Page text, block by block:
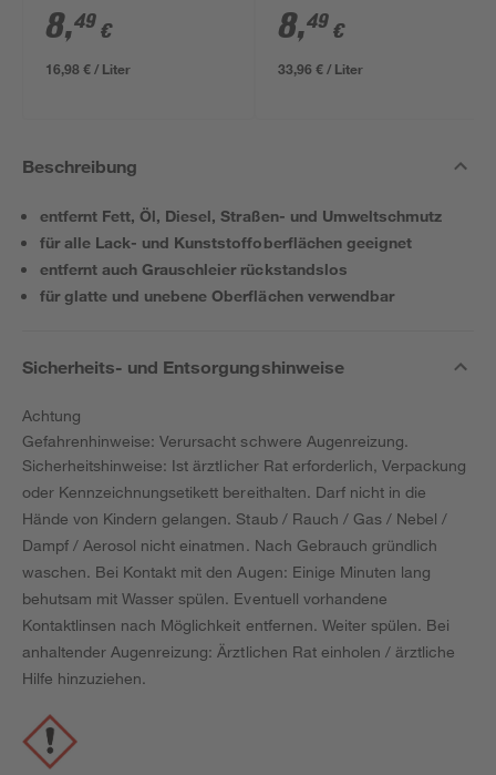
0,5 l
8,49 €
16,98 € / Liter
250 ml
8,49 €
33,96 € / Liter
Beschreibung
entfernt Fett, Öl, Diesel, Straßen- und Umweltschmutz
für alle Lack- und Kunststoffoberflächen geeignet
entfernt auch Grauschleier rückstandslos
für glatte und unebene Oberflächen verwendbar
Sicherheits- und Entsorgungshinweise
Achtung
Gefahrenhinweise: Verursacht schwere Augenreizung.
Sicherheitshinweise: Ist ärztlicher Rat erforderlich, Verpackung
oder Kennzeichnungsetikett bereithalten. Darf nicht in die
Hände von Kindern gelangen. Staub / Rauch / Gas / Nebel /
Dampf / Aerosol nicht einatmen. Nach Gebrauch gründlich
waschen. Bei Kontakt mit den Augen: Einige Minuten lang
behutsam mit Wasser spülen. Eventuell vorhandene
Kontaktlinsen nach Möglichkeit entfernen. Weiter spülen. Bei
anhaltender Augenreizung: Ärztlichen Rat einholen / ärztliche
Hilfe hinzuziehen.